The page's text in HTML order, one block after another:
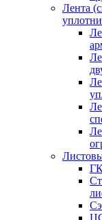
Лента